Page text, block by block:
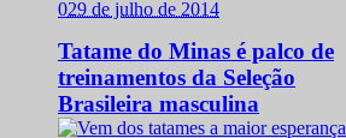
029 de julho de 2014
Tatame do Minas é palco de
treinamentos da Seleção
Brasileira masculina